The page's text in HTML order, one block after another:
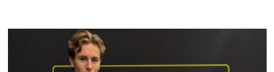
Nach
dem
Meistertitel:
Eric